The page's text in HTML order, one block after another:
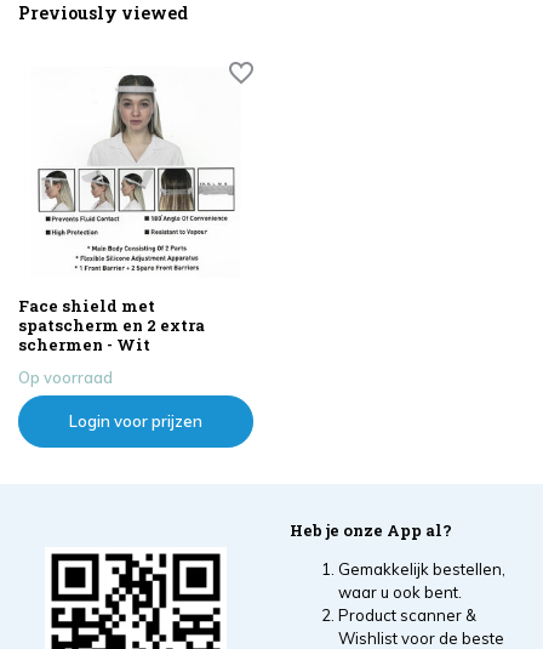
Previously viewed
Face shield met
spatscherm en 2 extra
schermen - Wit
Op voorraad
Login voor prijzen
Heb je onze App al?
Gemakkelijk bestellen,
waar u ook bent.
Product scanner &
Wishlist voor de beste